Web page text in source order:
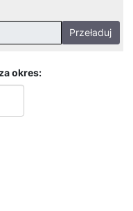
Przeładuj
- 2okres: